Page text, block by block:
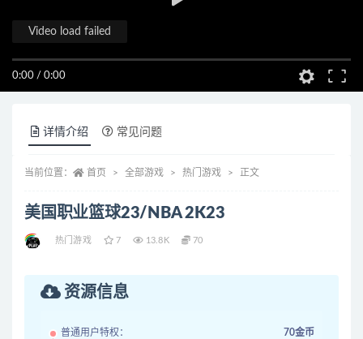
0:00 / 0:00
Video load failed
详情介绍 常见问题
当前位置： 首页 全部游戏 热门游戏 正文
美国职业篮球23/NBA 2K23
热门游戏 7 13.8K 70
资源信息
普通用户特权： 70金币